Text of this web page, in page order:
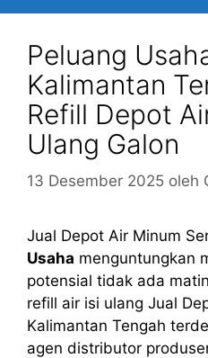
Peluang
Kalimantan
Refill Depot
Ulang Galon
13 Desember 2025 oleh
Jual Depot Air Minum
Usaha menguntungkan
potensial tidak ada
refill air isi ulang Jual
Kalimantan Tengah
agen distributor